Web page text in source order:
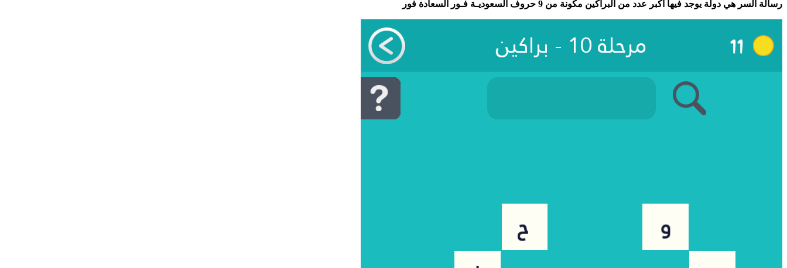
رسالة السر هي دولة يوجد فيها أكبر عدد من البراكين مكونة من 9 حروف السعوديـة فـور السعادة فور